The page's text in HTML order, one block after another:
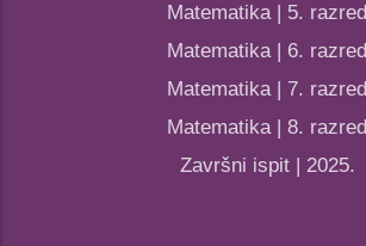
Matematika | 5. razred
Matematika | 6. razred
Matematika | 7. razred
Matematika | 8. razred
Završni ispit | 2025.